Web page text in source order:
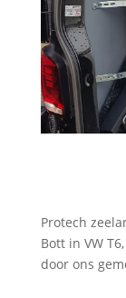
Protech
Bott in VW
door ons